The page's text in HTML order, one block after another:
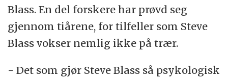
Blass. En del forskere har prøvd seg
gjennom tiårene, for tilfeller som Steve
Blass vokser nemlig ikke på trær.
- Det som gjør Steve Blass så psykologisk